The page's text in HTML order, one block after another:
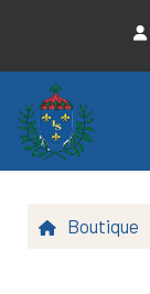
Boutique